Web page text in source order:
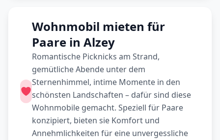
Wohnmobil mieten für
Paare in Alzey
Romantische Picknicks am Strand,
gemütliche Abende unter dem
Sternenhimmel, intime Momente in den
schönsten Landschaften – dafür sind diese
Wohnmobile gemacht. Speziell für Paare
konzipiert, bieten sie Komfort und
Annehmlichkeiten für eine unvergessliche